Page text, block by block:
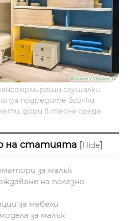
слушалки
да подредите всички
дори в тесна среда
на статията [Hide]
за малък
на полезно
за мебели
за малък